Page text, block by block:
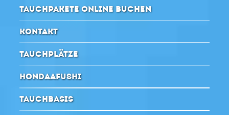
TAUCHPAKETE ONLINE BUCHEN
KONTAKT
TAUCHPLÄTZE
HONDAAFUSHI
TAUCHBASIS